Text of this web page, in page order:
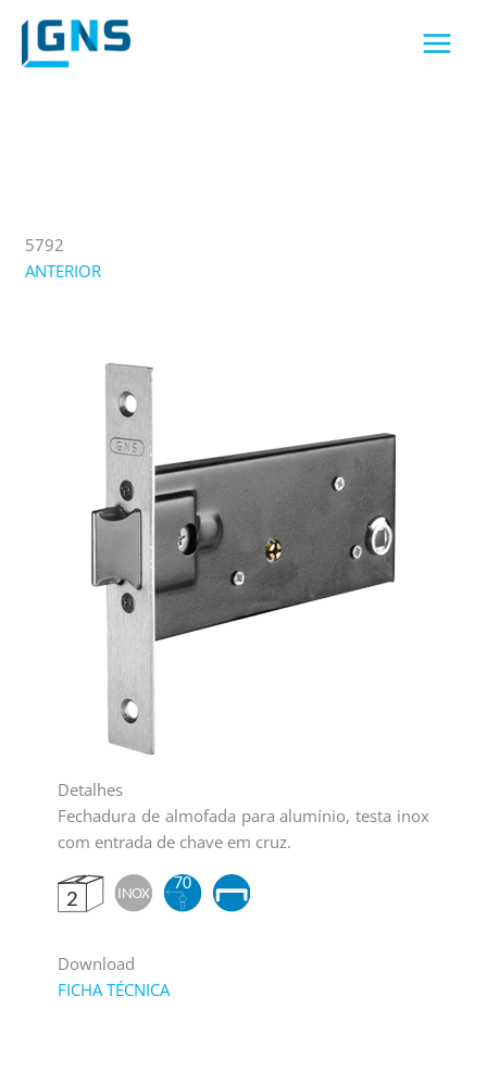
content
5792
ANTERIOR
Detalhes
Fechadura de almofada para alumínio, testa inox
com entrada de chave em cruz.
Download
FICHA TÉCNICA